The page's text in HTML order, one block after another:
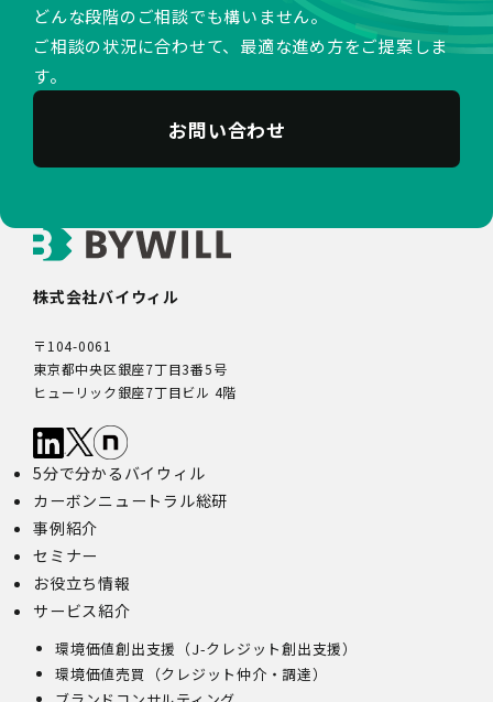
どんな段階のご相談でも構いません。
ご相談の状況に合わせて、最適な進め方をご提案しま
す。
お問い合わせ
株式会社バイウィル
〒104-0061
東京都中央区銀座7丁目3番5号
ヒューリック銀座7丁目ビル 4階
5分で分かるバイウィル
カーボンニュートラル総研
事例紹介
セミナー
お役立ち情報
サービス紹介
環境価値創出支援（J-クレジット創出支援）
環境価値売買（クレジット仲介・調達）